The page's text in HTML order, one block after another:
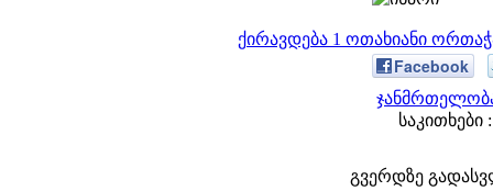
ქირავდება 1 ოთახიანი
Facebook
საკითხები
გვერდზე